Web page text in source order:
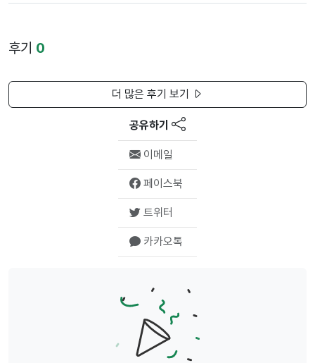
후기 0
더 많은 후기 보기
공유하기
이메일
페이스북
트위터
카카오톡